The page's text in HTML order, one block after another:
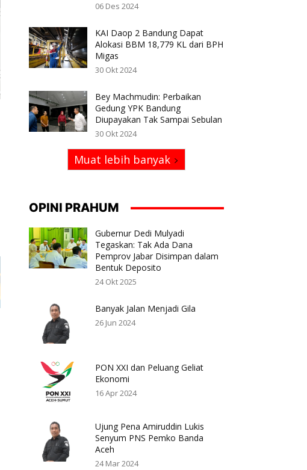
06 Des 2024
KAI Daop 2 Bandung Dapat
Alokasi BBM 18,779 KL dari BPH
Migas
30 Okt 2024
Bey Machmudin: Perbaikan
Gedung YPK Bandung
Diupayakan Tak Sampai Sebulan
30 Okt 2024
Muat lebih banyak
OPINI PRAHUM
Gubernur Dedi Mulyadi
Tegaskan: Tak Ada Dana
Pemprov Jabar Disimpan dalam
Bentuk Deposito
24 Okt 2025
Banyak Jalan Menjadi Gila
26 Jun 2024
PON XXI dan Peluang Geliat
Ekonomi
16 Apr 2024
Ujung Pena Amiruddin Lukis
Senyum PNS Pemko Banda
Aceh
24 Mar 2024